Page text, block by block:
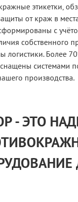
этикетки,
от краж в
с
собственного
логистики. Более
системами
производства.
- ЭТО